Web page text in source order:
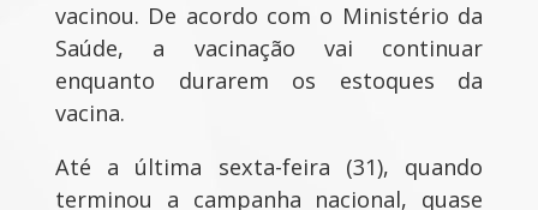
vacinou. De acordo com o Ministério da
Saúde, a vacinação vai continuar
enquanto durarem os estoques da
vacina.
Até a última sexta-feira (31), quando
terminou a campanha nacional, quase